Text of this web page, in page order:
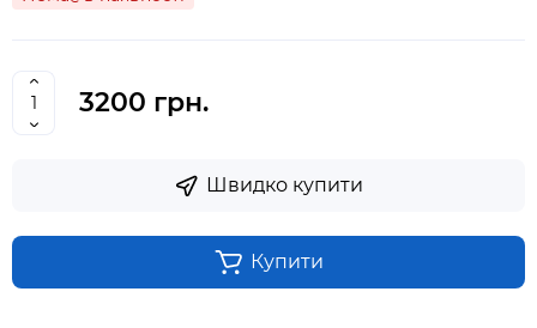
3200 грн.
Швидко купити
Купити